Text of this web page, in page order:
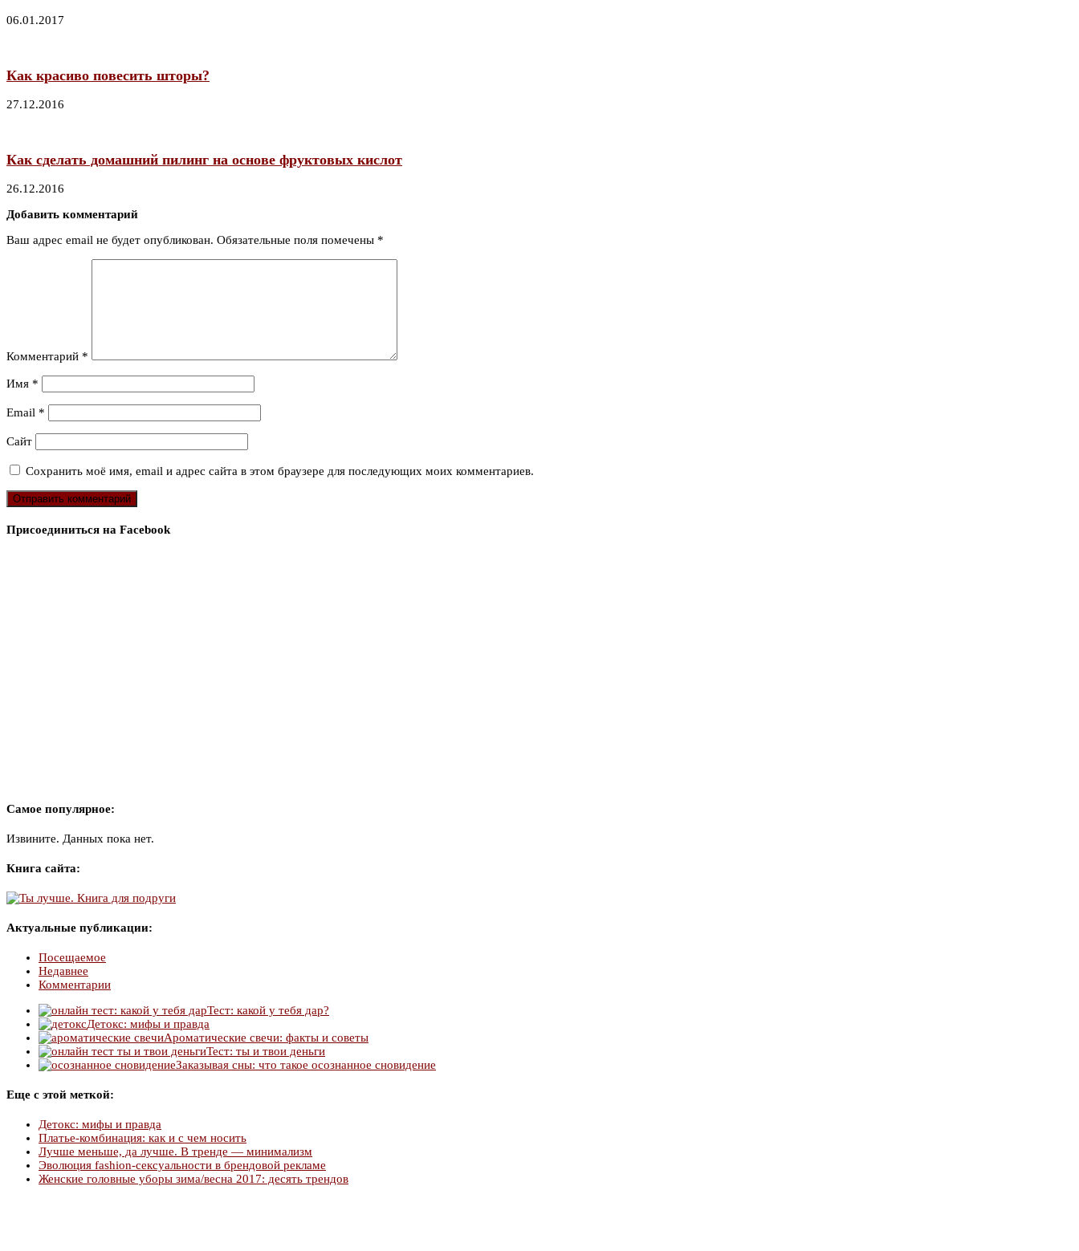
06.01.2017
Как красиво повесить шторы?
27.12.2016
Как сделать домашний пилинг на основе фруктовых кислот
26.12.2016
Добавить комментарий
Ваш адрес email не будет опубликован. Обязательные поля помечены *
Комментарий *
Имя *
Email *
Сайт
Сохранить моё имя, email и адрес сайта в этом браузере для последующих моих комментариев.
Присоединиться на Facebook
Самое популярное:
Извините. Данных пока нет.
Книга сайта:
Актуальные публикации:
Посещаемое
Недавнее
Комментарии
Тест: какой у тебя дар?
Детокс: мифы и правда
Ароматические свечи: факты и советы
Тест: ты и твои деньги
Заказывая сны: что такое осознанное сновидение
Еще с этой меткой:
Детокс: мифы и правда
Платье-комбинация: как и с чем носить
Лучше меньше, да лучше. В тренде — минимализм
Эволюция fashion-сексуальности в брендовой рекламе
Женские головные уборы зима/весна 2017: десять трендов